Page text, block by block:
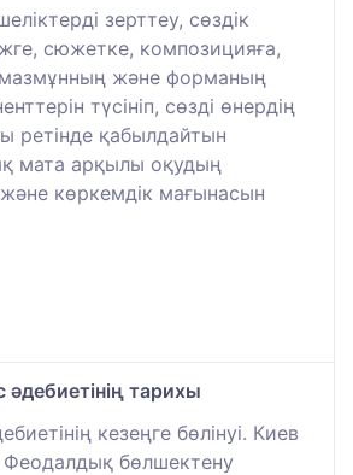
зерттеу, сөздік
сюжетке, композицияға,
мазмұнның және форманың
түсініп, сөзді өнердің
ретінде қабылдайтын
мата арқылы оқудың
көркемдік мағынасын
әдебиетінің тарихы
кезеңге бөлінуі. Киев
Феодалдық бөлшектену